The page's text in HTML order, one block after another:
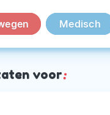
Medisch
voor: